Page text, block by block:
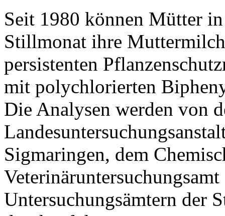
Seit 1980 können Mütter
Stillmonat ihre
persistenten
mit polychlorierten
Die Analysen werden von
Sigmaringen, dem
Untersuchungsämtern der